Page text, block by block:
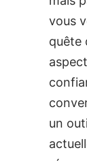
vous
quête
un